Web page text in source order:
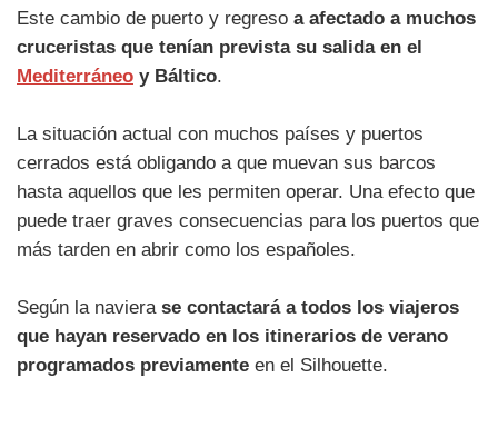
Este cambio de puerto y regreso a afectado a muchos
cruceristas que tenían prevista su salida en el
Mediterráneo y Báltico.
La situación actual con muchos países y puertos
cerrados está obligando a que muevan sus barcos
hasta aquellos que les permiten operar. Una efecto que
puede traer graves consecuencias para los puertos que
más tarden en abrir como los españoles.
Según la naviera se contactará a todos los viajeros
que hayan reservado en los itinerarios de verano
programados previamente en el Silhouette.